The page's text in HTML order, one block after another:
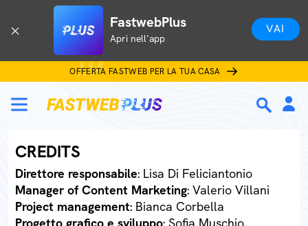
FastwebPlus
Apri nell'app
VAI
OFFERTA FASTWEB PER LA TUA CASA
CREDITS
Direttore responsabile: Lisa Di Feliciantonio
Manager of Content Marketing: Valerio Villani
Project management: Bianca Corbella